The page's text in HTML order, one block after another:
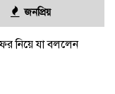
জনপ্রিয়
নিয়ে যা বললেন